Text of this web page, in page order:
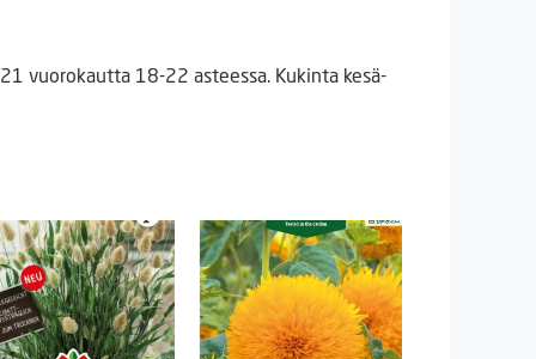
vuorokautta 18-22 asteessa. Kukinta kesä-